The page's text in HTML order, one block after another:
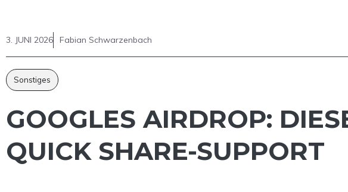
3. JUNI 2026 Fabian Schwarzenbach
Sonstiges
GOOGLES AIRDROP:
QUICK SHARE-SUPPORT